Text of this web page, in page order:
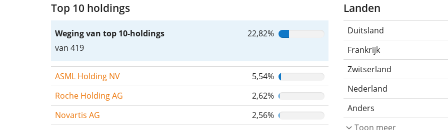
Top 10 holdings
Weging van top 10-holdings
van 419
22,82%
ASML Holding NV
5,54%
Roche Holding AG
2,62%
Novartis AG
2,56%
Landen
Duitsland
Frankrijk
Zwitserland
Nederland
Anders
Toon meer